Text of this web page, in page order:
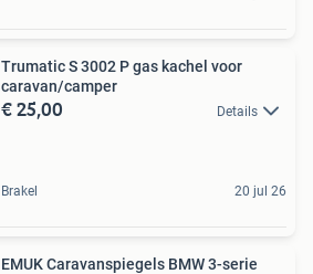
Trumatic S 3002 P gas kachel voor
caravan/camper
€ 25,00 Details
Brakel 20 jul 26
EMUK Caravanspiegels BMW 3-serie